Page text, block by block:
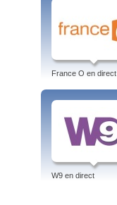
France O en direct
W9 en direct